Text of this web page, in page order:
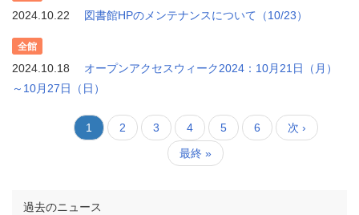
2024.10.22 図書館HPのメンテナンスについて（10/23）
全館
2024.10.18
オープンアクセスウィーク2024：10月21日（月）
～10月27日（日）
ペ
ー
1
ペ
ー
2
ペ
ー
3
ペ
ー
ジ
4
ペ
ー
ジ
5
ペ
ー
6
次
ペ
次 ›
最
終
最終 »
過去のニュース